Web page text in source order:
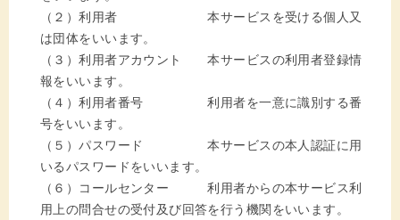
（２）利用者 本サービスを受ける個人又
は団体をいいます。
（３）利用者アカウント 本サービスの利用者登録情
報をいいます。
（４）利用者番号 利用者を一意に識別する番
号をいいます。
（５）パスワード 本サービスの本人認証に用
いるパスワードをいいます。
（６）コールセンター 利用者からの本サービス利
用上の問合せの受付及び回答を行う機関をいいます。